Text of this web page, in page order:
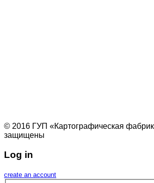
© 2016 ГУП «Картографическая
защищены
Log in
create an account